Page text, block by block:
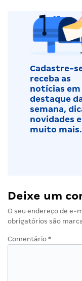
Cadastre-
receba as
notícias em
destaque
semana,
novidades e
muito mais.
Deixe um
O seu endereço de e-
obrigatórios são
Comentário *